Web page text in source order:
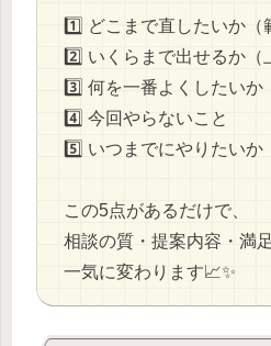
1️⃣ どこまで直したいか（
2️⃣ いくらまで出せるか（
3️⃣ 何を一番よくしたいか
4️⃣ 今回やらないこと
5️⃣ いつまでにやりたいか
この5点があるだけで、
相談の質・提案内容・満
一気に変わります📈✨